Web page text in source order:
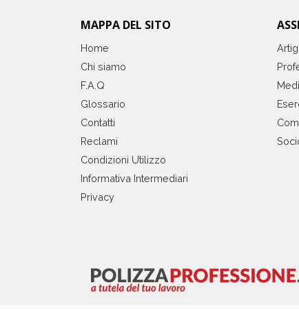
MAPPA DEL SITO
Home
Chi siamo
F.A.Q
Glossario
Contatti
Reclami
Condizioni Utilizzo
Informativa Intermediari
Privacy